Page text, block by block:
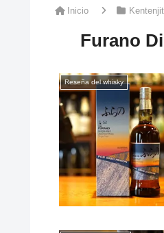
Inicio
Furano
Reseña del whisky